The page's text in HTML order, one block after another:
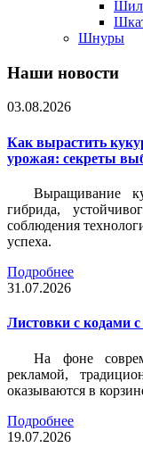
Шнуры
Наши новости
03.08.2026
Как вырастить
урожая: секреты
Выращивание
гибрида,
соблюдения
успеха.
Подробнее
31.07.2026
Листовки c кодами
На фоне
рекламой,
оказываются в
Подробнее
19.07.2026